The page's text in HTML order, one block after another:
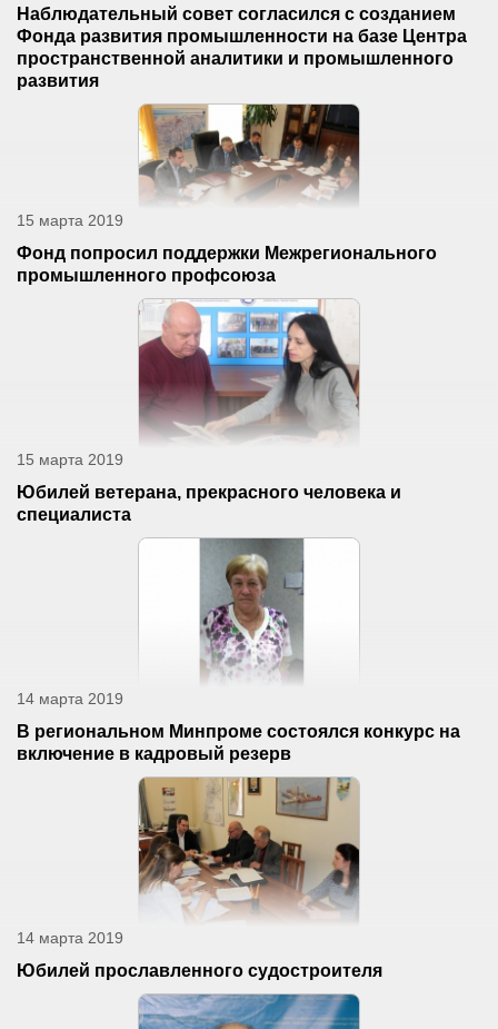
Наблюдательный совет согласился с созданием
Фонда развития промышленности на базе Центра
пространственной аналитики и промышленного
развития
15 марта 2019
Фонд попросил поддержки Межрегионального
промышленного профсоюза
15 марта 2019
Юбилей ветерана, прекрасного человека и
специалиста
14 марта 2019
В региональном Минпроме состоялся конкурс на
включение в кадровый резерв
14 марта 2019
Юбилей прославленного судостроителя